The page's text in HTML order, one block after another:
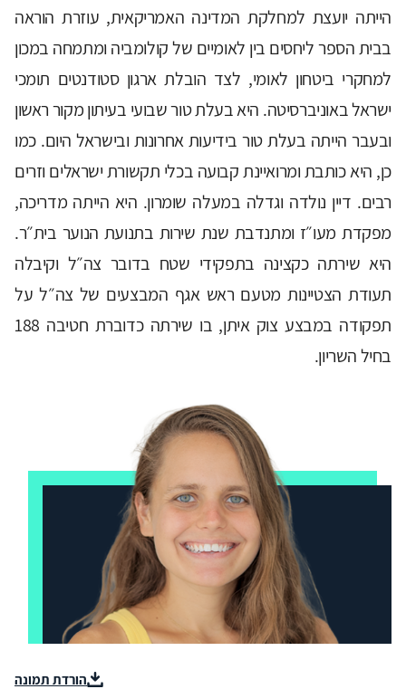
הייתה יועצת למחלקת המדינה האמריקאית, עוזרת הוראה
בבית הספר ליחסים בין לאומיים של קולומביה ומתמחה במכון
למחקרי ביטחון לאומי, לצד הובלת ארגון סטודנטים תומכי
ישראל באוניברסיטה. היא בעלת טור שבועי בעיתון מקור ראשון
ובעבר הייתה בעלת טור בידיעות אחרונות ובישראל היום. כמו
כן, היא כותבת ומרואיינת קבועה בכלי תקשורת ישראלים וזרים
רבים. דיין נולדה וגדלה במעלה שומרון. היא הייתה מדריכה,
מפקדת מעו״ז ומתנדבת שנת שירות בתנועת הנוער בית״ר.
היא שירתה כקצינה בתפקידי שטח בדובר צה״ל וקיבלה
תעודת הצטיינות מטעם ראש אגף המבצעים של צה״ל על
תפקודה במבצע צוק איתן, בו שירתה כדוברת חטיבה 188
בחיל השריון.
הורדת תמונה